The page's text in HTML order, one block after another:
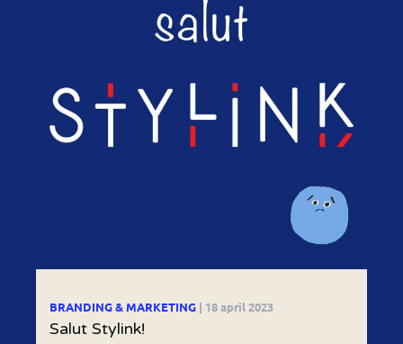
BRANDING & MARKETING | 18 april 2023
Salut Stylink!